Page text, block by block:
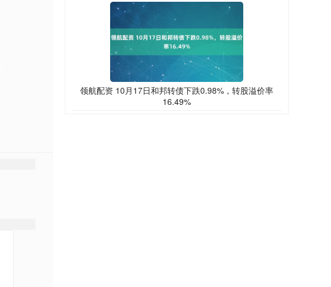
领航配资 10月17日和邦转债下跌0.98%，转股溢价率
16.49%